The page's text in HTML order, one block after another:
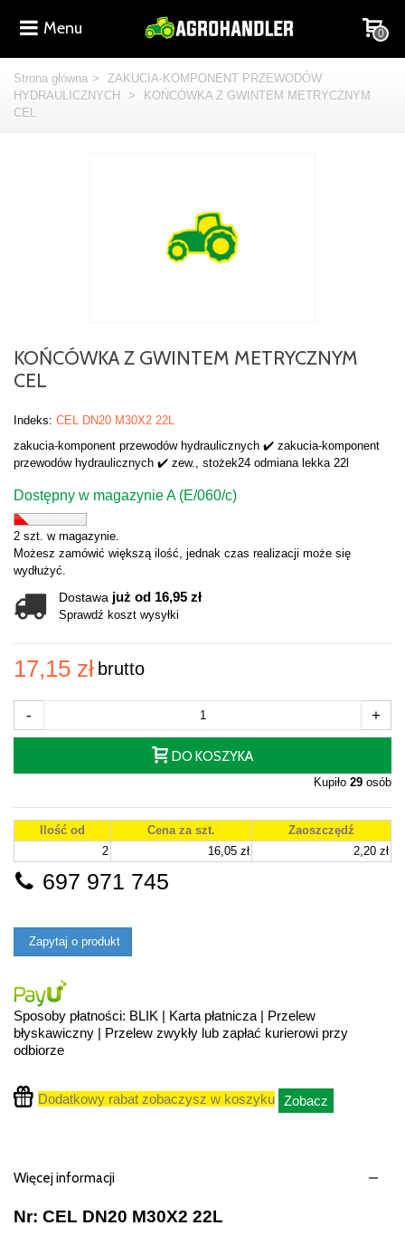
Menu 0
Strona główna >
ZAKUCIA-KOMPONENT PRZEWODÓW
HYDRAULICZNYCH
>
KOŃCÓWKA Z GWINTEM METRYCZNYM
CEL
KOŃCÓWKA Z GWINTEM METRYCZNYM
CEL
Indeks: CEL DN20 M30X2 22L
zakucia-komponent przewodów hydraulicznych ✔️ zakucia-komponent
przewodów hydraulicznych ✔️ zew., stożek24 odmiana lekka 22l
Dostępny w magazynie A (E/060/c)
2 szt. w magazynie.
Możesz zamówić większą ilość, jednak czas realizacji może się
wydłużyć.
Dostawa już od 16,95 zł
Sprawdź koszt wysyłki
17,15 zł brutto
- +
DO KOSZYKA
Kupiło 29 osób
Ilość od Cena za szt.
Zaoszczędź
2
16,05 zł 2,20 zł
697 971 745
Zapytaj o produkt
Sposoby płatności: BLIK | Karta płatnicza | Przelew
błyskawiczny | Przelew zwykły lub zapłać kurierowi przy
odbiorze
Dodatkowy rabat zobaczysz w koszyku Zobacz
Więcej informacji
Nr: CEL DN20 M30X2 22L